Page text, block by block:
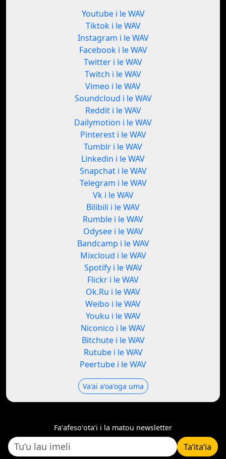
Youtube i le WAV
Tiktok i le WAV
Instagram i le WAV
Facebook i le WAV
Twitter i le WAV
Twitch i le WAV
Vimeo i le WAV
Soundcloud i le WAV
Reddit i le WAV
Dailymotion i le WAV
Pinterest i le WAV
Tumblr i le WAV
Linkedin i le WAV
Snapchat i le WAV
Telegram i le WAV
Vk i le WAV
Bilibili i le WAV
Rumble i le WAV
Odysee i le WAV
Bandcamp i le WAV
Mixcloud i le WAV
Spotify i le WAV
Flickr i le WAV
Ok.Ru i le WAV
Weibo i le WAV
Youku i le WAV
Niconico i le WAV
Bitchute i le WAV
Rutube i le WAV
Peertube i le WAV
Va'ai a'oa'oga uma
Faʻafesoʻotaʻi i la matou newsletter
Taʻitaʻia